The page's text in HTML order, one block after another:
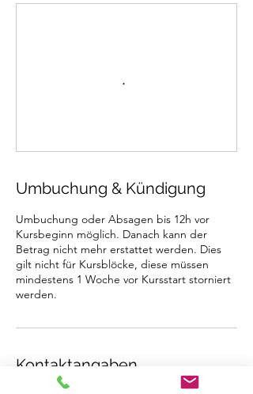
Umbuchung & Kündigung
Umbuchung oder Absagen bis 12h vor
Kursbeginn möglich. Danach kann der
Betrag nicht mehr erstattet werden. Dies
gilt nicht für Kursblöcke, diese müssen
mindestens 1 Woche vor Kursstart storniert
werden.
Kontaktangaben